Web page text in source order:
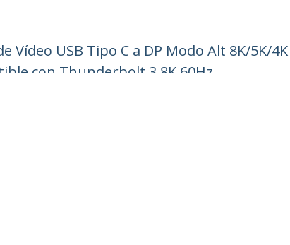
USB Tipo C a DP Modo Alt 8K/5K/4K
con Thunderbolt 3 8K 60Hz